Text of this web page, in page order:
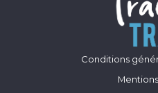
Conditions